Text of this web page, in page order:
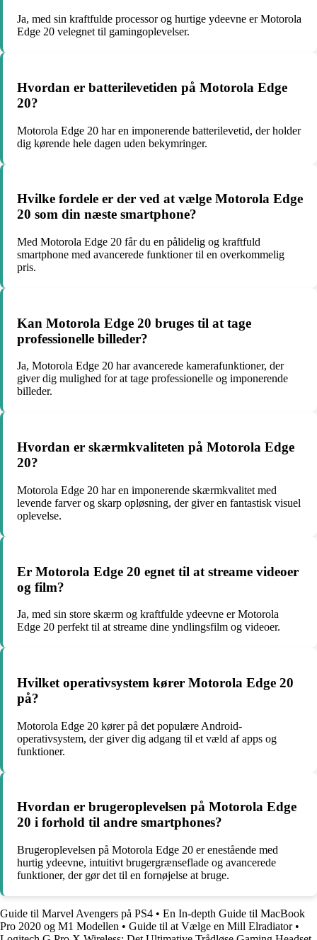
Ja, med sin kraftfulde processor og hurtige ydeevne er Motorola
Edge 20 velegnet til gamingoplevelser.
Hvordan er batterilevetiden på Motorola Edge
20?
Motorola Edge 20 har en imponerende batterilevetid, der holder
dig kørende hele dagen uden bekymringer.
Hvilke fordele er der ved at vælge Motorola Edge
20 som din næste smartphone?
Med Motorola Edge 20 får du en pålidelig og kraftfuld
smartphone med avancerede funktioner til en overkommelig
pris.
Kan Motorola Edge 20 bruges til at tage
professionelle billeder?
Ja, Motorola Edge 20 har avancerede kamerafunktioner, der
giver dig mulighed for at tage professionelle og imponerende
billeder.
Hvordan er skærmkvaliteten på Motorola Edge
20?
Motorola Edge 20 har en imponerende skærmkvalitet med
levende farver og skarp opløsning, der giver en fantastisk visuel
oplevelse.
Er Motorola Edge 20 egnet til at streame videoer
og film?
Ja, med sin store skærm og kraftfulde ydeevne er Motorola
Edge 20 perfekt til at streame dine yndlingsfilm og videoer.
Hvilket operativsystem kører Motorola Edge 20
på?
Motorola Edge 20 kører på det populære Android-
operativsystem, der giver dig adgang til et væld af apps og
funktioner.
Hvordan er brugeroplevelsen på Motorola Edge
20 i forhold til andre smartphones?
Brugeroplevelsen på Motorola Edge 20 er enestående med
hurtig ydeevne, intuitivt brugergrænseflade og avancerede
funktioner, der gør det til en fornøjelse at bruge.
Guide til Marvel Avengers på PS4 • En In-depth Guide til MacBook
Pro 2020 og M1 Modellen • Guide til at Vælge en Mill Elradiator•